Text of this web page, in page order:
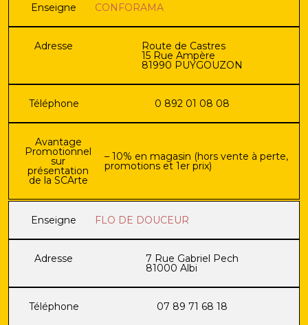
Enseigne CONFORAMA
Adresse Route de Castres
15 Rue Ampère
81990 PUYGOUZON
Téléphone 0 892 01 08 08
Avantage
Promotionnel
sur
présentation
de la SCArte
– 10% en magasin (hors vente à perte,
promotions et 1er prix)
Enseigne FLO DE DOUCEUR
Adresse 7 Rue Gabriel Pech
81000 Albi
Téléphone 07 89 71 68 18